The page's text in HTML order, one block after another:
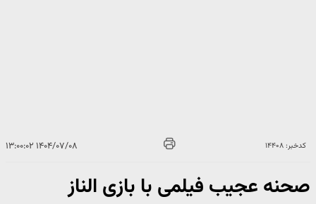
کدخبر: ۱۴۴۰۸ ۱۴۰۴/۰۷/۰۸ ۱۳:۰۰:۰۲
صحنه عجیب فیلمی با بازی الناز